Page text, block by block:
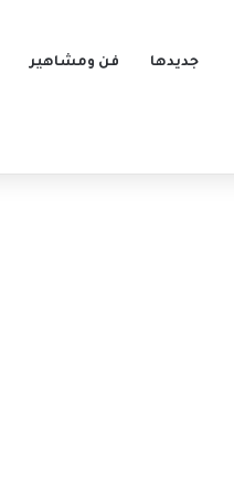
جديدها فن ومشاهير
خطواتها الفنية الكبرى